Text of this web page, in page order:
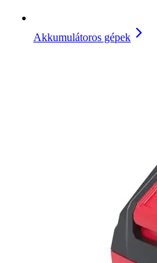
Akkumulátoros gépek